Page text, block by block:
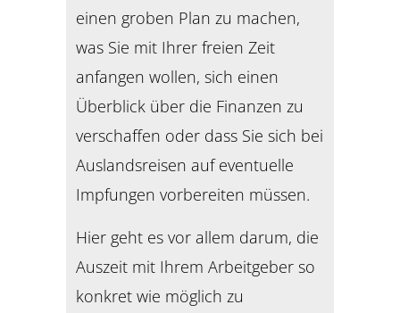
einen groben Plan zu machen,
was Sie mit Ihrer freien Zeit
anfangen wollen, sich einen
Überblick über die Finanzen zu
verschaffen oder dass Sie sich bei
Auslandsreisen auf eventuelle
Impfungen vorbereiten müssen.
Hier geht es vor allem darum, die
Auszeit mit Ihrem Arbeitgeber so
konkret wie möglich zu